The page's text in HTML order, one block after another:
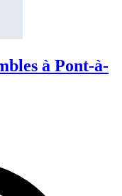
à Pont-à-